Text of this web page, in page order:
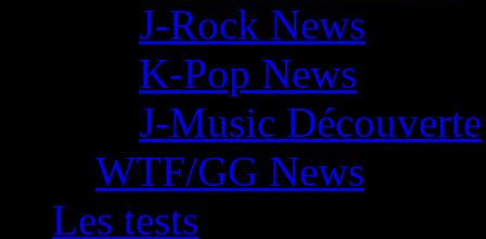
J-Rock News
K-Pop News
J-Music Découverte
WTF/GG News
Les tests